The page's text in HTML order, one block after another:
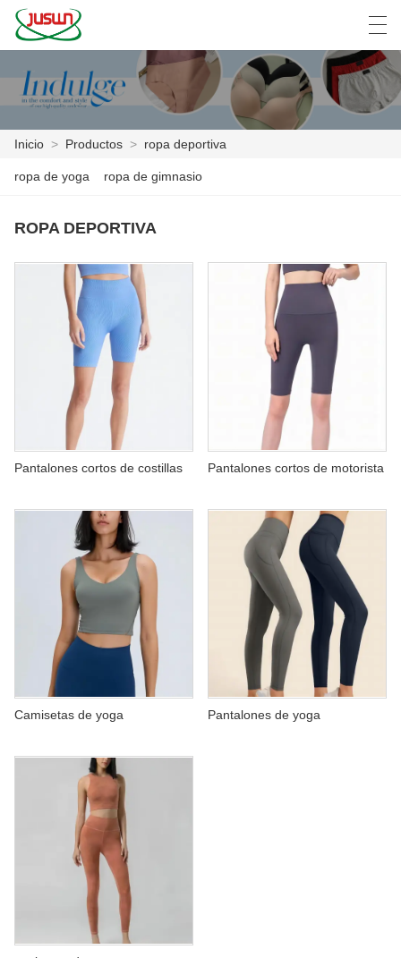
INICIO
LA FÁBRICA
CONTÁCTENOS
SOBRE NOSOTROS
Deutsch English Español
Inicio > Productos > ropa deportiva
ropa de yoga ropa de gimnasio
ROPA DEPORTIVA
Pantalones cortos de costillas Pantalones cortos de motorista
Camisetas de yoga Pantalones de yoga